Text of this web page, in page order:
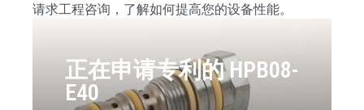
请求工程咨询，了解如何提高您的设备性能。
正在申请专利的 HPB08-
E40